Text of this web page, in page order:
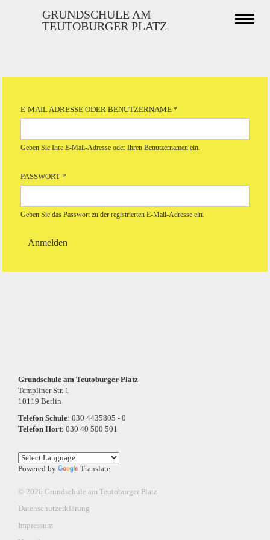
GRUNDSCHULE AM
TEUTOBURGER PLATZ
E-MAIL ADRESSE ODER BENUTZERNAME *
Geben Sie Ihre E-Mail-Adresse oder Ihren Benutzernamen ein.
PASSWORT *
Geben Sie das Passwort zu der registrierten E-Mail-Adresse ein.
Anmelden
Grundschule am Teutoburger Platz
Templiner Str. 1
10119 Berlin
Telefon Schule: 030 4435805 - 0
Telefon Hort: 030 40 500 501
Powered by Translate
© 2026 Grundschule am Teutoburger Platz
Datenschutzerklärung
Impressum